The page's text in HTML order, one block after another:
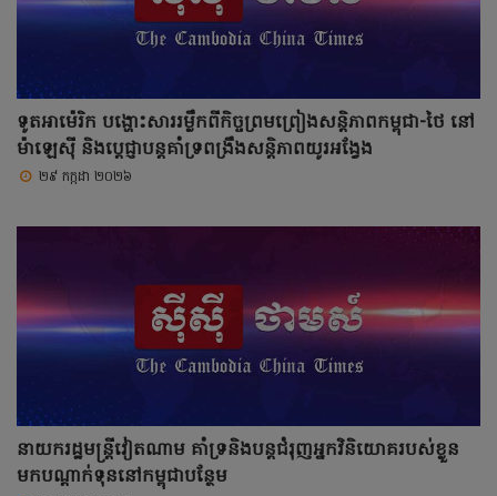
ទូតអាម៉េរិក បង្ហោះសាររម្លឹកពីកិច្ចព្រមព្រៀងសន្តិភាពកម្ពុជា-ថៃ នៅ
ម៉ាឡេស៊ី និងប្តេជ្ញាបន្តគាំទ្រពង្រឹងសន្តិភាពយូរអង្វែង
២៩ កក្កដា ២០២៦
នាយករដ្ឋមន្ត្រីវៀតណាម គាំទ្រនិងបន្តជំរុញអ្នកវិនិយោគរបស់ខ្លួន
មកបណ្តាក់ទុននៅកម្ពុជាបន្ថែម